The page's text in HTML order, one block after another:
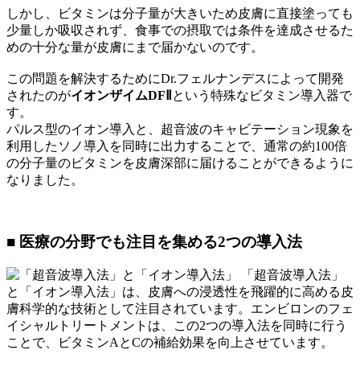
しかし、ビタミンは分子量が大きいため皮膚に直接塗っても
少量しか吸収されず、食事での摂取では条件を達成させるた
めの十分な量が皮膚にまで届かないのです。
この問題を解決するためにDr.フェルナンデスによって開発
されたのがイオンザイムDFⅡ
という特殊なビタミン導入器で
す。
パルス型のイオン導入と、超音波のキャビテーション現象を
利用したソノ導入を同時に出力することで、通常の約100倍
の分子量のビタミンを皮膚深部に届けることができるように
なりました。
■ 医療の分野でも注目を集める2つの導入法
「超音波導入法」
と「イオン導入法」は、皮膚への浸透性を飛躍的に高める皮
膚科学的な技術として注目されています。エンビロンのフェ
イシャルトリートメントは、この2つの導入法を同時に行う
ことで、ビタミンAとCの補給効果を向上させています。